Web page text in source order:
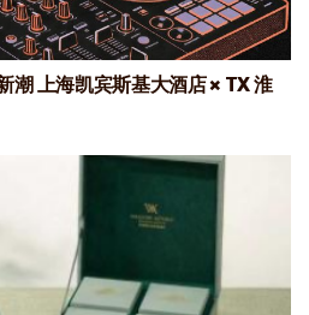
潮 上海凯宾斯基大酒店 × TX 淮